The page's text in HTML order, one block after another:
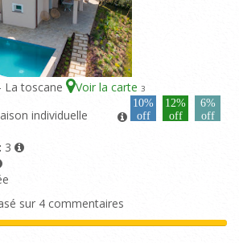
La toscane Voir la carte 3
10%
off
12%
off
6%
off
individuelle
3
sur 4 commentaires